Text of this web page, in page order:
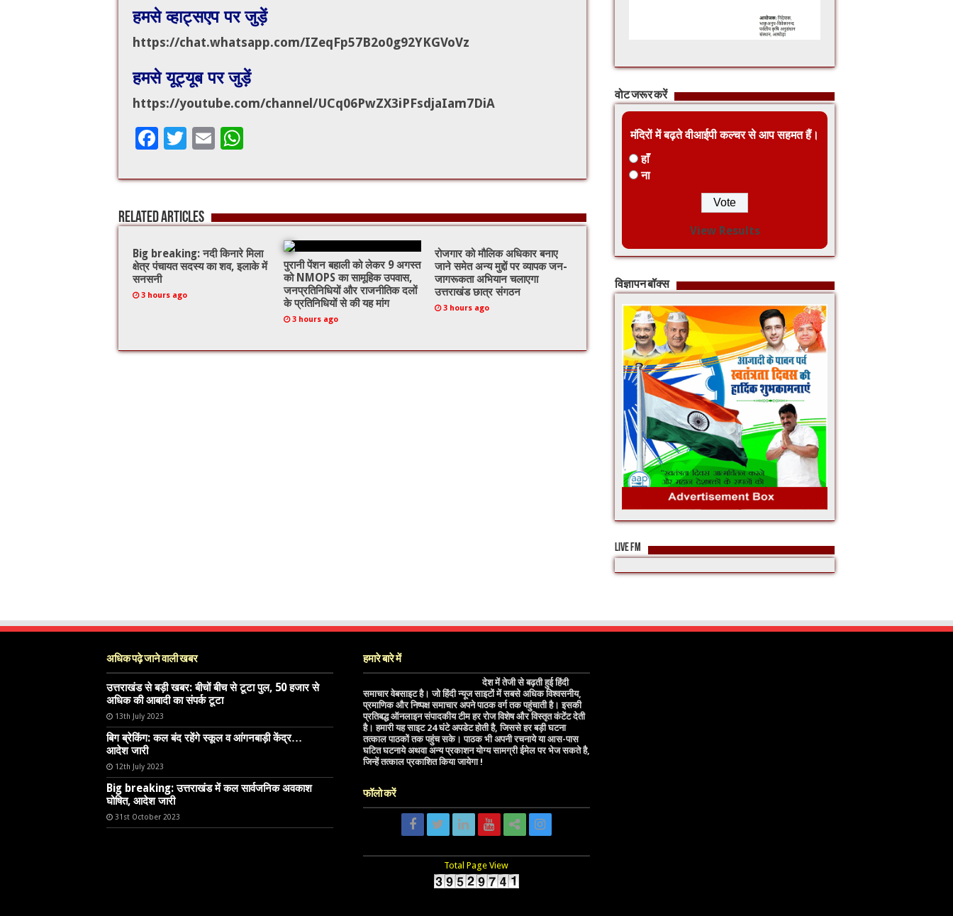
हमसे व्हाट्सएप पर जुड़ें
https://chat.whatsapp.com/IZeqFp57B2o0g92YKGVoVz
हमसे यूट्यूब पर जुड़ें
https://youtube.com/channel/UCq06PwZX3iPFsdjaIam7DiA
F
e
b
o
o
k
T
tt
er
E
ai
l
at
sA
p
p
Related Articles
Big breaking: नदी किनारे मिला
क्षेत्र पंचायत सदस्य का शव, इलाके में
सनसनी
3 hours ago
पुरानी पेंशन बहाली को लेकर 9 अगस्त
को NMOPS का सामूहिक उपवास,
जनप्रतिनिधियों और राजनीतिक दलों
के प्रतिनिधियों से की यह मांग
3 hours ago
रोजगार को मौलिक अधिकार बनाए
जाने समेत अन्य मुद्दों पर व्यापक जन-
जागरूकता अभियान चलाएगा
उत्तराखंड छात्र संगठन
3 hours ago
वोट जरूर करें
मंदिरों में बढ़ते वीआईपी कल्चर से आप सहमत हैं।
हाँ
ना
View Results
विज्ञापन बॉक्स
LIVE FM
अधिक पढ़े जाने वाली खबर
उत्तराखंड से बड़ी खबर: बीचों बीच से टूटा पुल, 50 हजार से
अधिक की आबादी का संपर्क टूटा
13th July 2023
बिग ब्रेकिंग: कल बंद रहेंगे स्कूल व आंगनबाड़ी केंद्र…
आदेश जारी
12th July 2023
Big breaking: उत्तराखंड में कल सार्वजनिक अवकाश
घोषित, आदेश जारी
31st October 2023
हमारे बारे में
देश में तेजी से बढ़ती हुई हिंदी
समाचार वेबसाइट है। जो हिंदी न्यूज साइटों में सबसे अधिक विश्वसनीय,
प्रमाणिक और निष्पक्ष समाचार अपने पाठक वर्ग तक पहुंचाती है। इसकी
प्रतिबद्ध ऑनलाइन संपादकीय टीम हर रोज विशेष और विस्तृत कंटेंट देती
है। हमारी यह साइट 24 घंटे अपडेट होती है, जिससे हर बड़ी घटना
तत्काल पाठकों तक पहुंच सके। पाठक भी अपनी रचनाये या आस-पास
घटित घटनाये अथवा अन्य प्रकाशन योग्य सामग्री ईमेल पर भेज सकते है,
जिन्हें तत्काल प्रकाशित किया जायेगा !
फॉलो करें
Total Page View